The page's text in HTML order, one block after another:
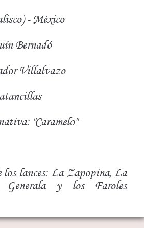
- México
Bernadó
Villalvazo
"Caramelo"
los lances: La Zapopina, La
Generala y los Faroles